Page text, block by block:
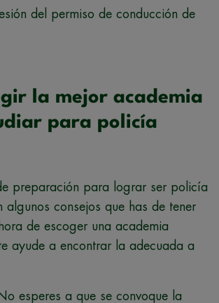
del permiso de conducción de
la mejor academia
para policía
preparación para lograr ser policía
algunos consejos que has de tener
de escoger una academia
ayude a encontrar la adecuada a
esperes a que se convoque la